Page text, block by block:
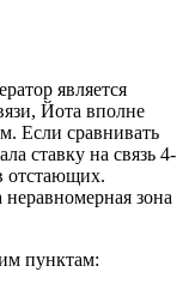
является
Йота вполне
Если сравнивать
ставку на связь 4-
отстающих.
зона
пунктам: